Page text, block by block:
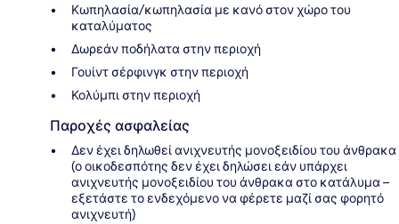
Κωπηλασία/κωπηλασία με κανό στον χώρο του
καταλύματος
Δωρεάν ποδήλατα στην περιοχή
Γουίντ σέρφινγκ στην περιοχή
Κολύμπι στην περιοχή
Παροχές ασφαλείας
Δεν έχει δηλωθεί ανιχνευτής μονοξειδίου του άνθρακα
(ο οικοδεσπότης δεν έχει δηλώσει εάν υπάρχει
ανιχνευτής μονοξειδίου του άνθρακα στο κατάλυμα –
εξετάστε το ενδεχόμενο να φέρετε μαζί σας φορητό
ανιχνευτή)